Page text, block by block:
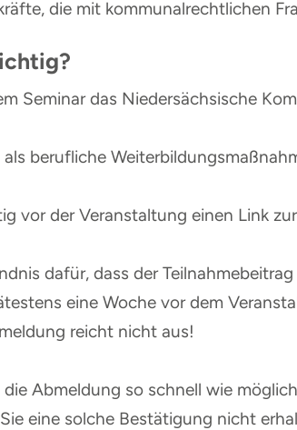
die mit kommunalrechtlichen
Seminar das Niedersächsische
berufliche
vor der Veranstaltung einen Link
dafür, dass der
eine Woche vor dem
reicht nicht aus!
Abmeldung so schnell wie
eine solche Bestätigung nicht